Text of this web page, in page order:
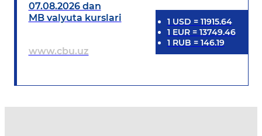
07.08.2026 dan
MB valyuta kurslari
www.cbu.uz
1 USD = 11915.64
1 EUR= 13749.46
1 RUB = 146.19